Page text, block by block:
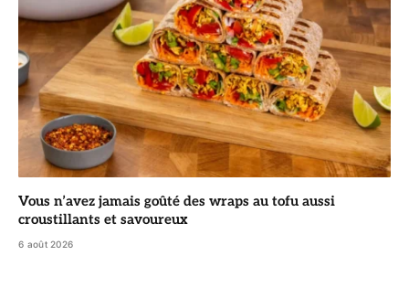
Vous n’avez jamais goûté des wraps au tofu aussi
croustillants et savoureux
6 août 2026